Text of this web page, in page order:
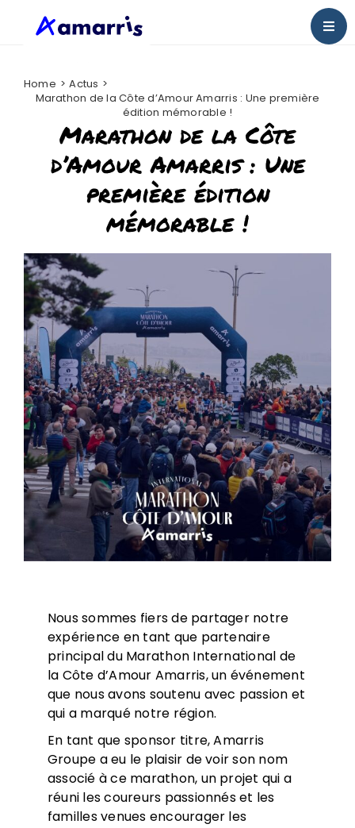
Bienvenue chez Amarris
Presse
Nous rejoindre
Home
Actus
Marathon de la Côte d’Amour Amarris : Une première
édition mémorable !
Marathon de la Côte
d’Amour Amarris : Une
première édition
mémorable !
Nous sommes fiers de partager notre
expérience en tant que partenaire
principal du Marathon International de
la Côte d’Amour Amarris, un événement
que nous avons soutenu avec passion et
qui a marqué notre région.
En tant que sponsor titre, Amarris
Groupe a eu le plaisir de voir son nom
associé à ce marathon, un projet qui a
réuni les coureurs passionnés et les
familles venues encourager les